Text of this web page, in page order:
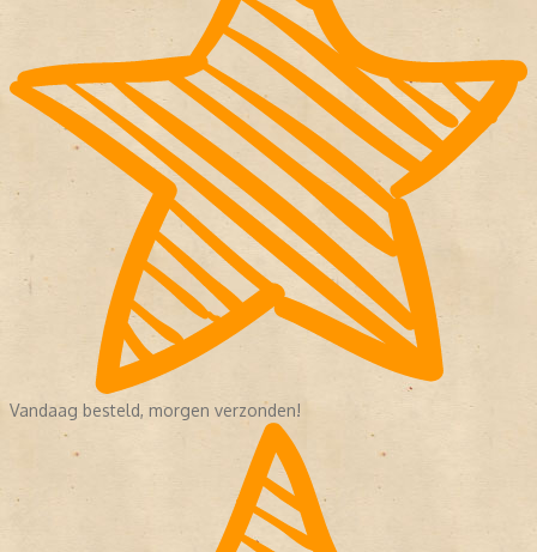
Vandaag besteld, morgen verzonden!